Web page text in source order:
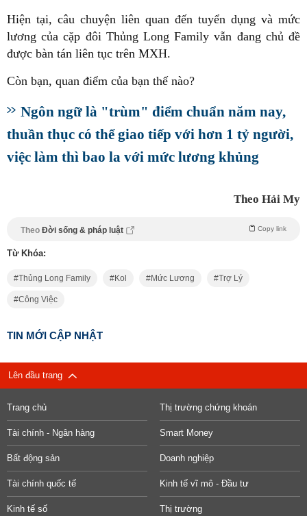
Hiện tại, câu chuyện liên quan đến tuyển dụng và mức
lương của cặp đôi Thủng Long Family vẫn đang chủ đề
được bàn tán liên tục trên MXH.
Còn bạn, quan điểm của bạn thế nào?
Ngôn ngữ là "trùm" điểm chuẩn năm nay,
thuần thục có thể giao tiếp với hơn 1 tỷ người,
việc làm thì bao la với mức lương khủng
Theo Hải My
Theo Đời sống & pháp luật Copy link
Từ Khóa:
Thủng Long Family Kol Mức Lương Trợ Lý
Công Việc
TIN MỚI CẬP NHẬT
Lên đầu trang
Trang chủ Thị trường chứng khoán
Tài chính - Ngân hàng Smart Money
Bất động sản Doanh nghiệp
Tài chính quốc tế Kinh tế vĩ mô - Đầu tư
Kinh tế số Thị trường